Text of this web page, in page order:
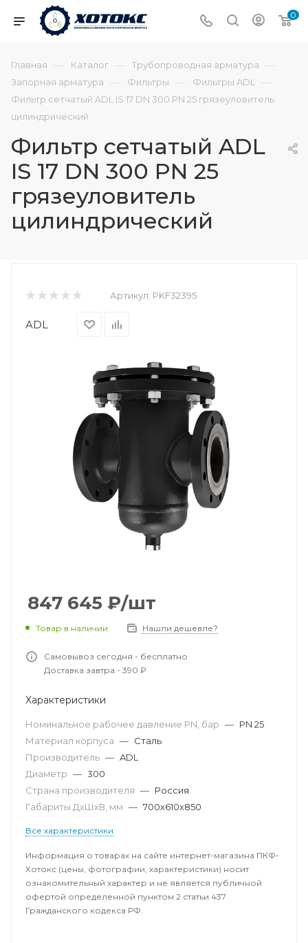
0
Главная — Каталог — Трубопроводная арматура —
Запорная арматура — Фильтры — Фильтры ADL —
Фильтр сетчатый ADL IS 17 DN 300 PN 25 грязеуловитель
цилиндрический
Фильтр сетчатый ADL
IS 17 DN 300 PN 25
грязеуловитель
цилиндрический
Артикул: PKF32395
ADL
847 645 ₽/шт
Товар в наличии Нашли дешевле?
Самовывоз сегодня - бесплатно
Доставка завтра - 390 ₽
Характеристики
Номинальное рабочее давление PN, бар — PN 25
Материал корпуса — Сталь
Производитель — ADL
Диаметр — 300
Страна производителя — Россия
Габариты ДхШхВ, мм — 700х610х850
Все характеристики
Информация о товарах на сайте интернет-магазина ПКФ-
Хотокс (цены, фотографии, характеристики) носит
ознакомительный характер и не является публичной
офертой определенной пунктом 2 статьи 437
Гражданского кодекса РФ.